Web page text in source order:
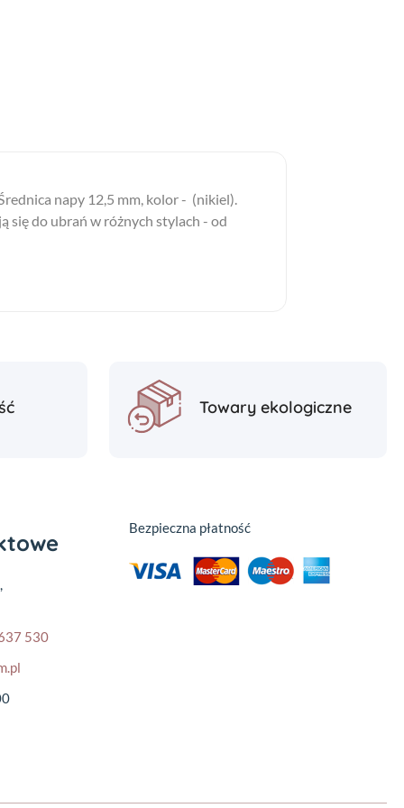
napy 12,5 mm, kolor - (nikiel).
się do ubrań w różnych stylach - od
Towary ekologiczne
530
Bezpieczna płatność